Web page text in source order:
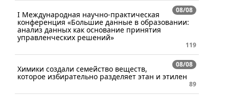
08/08
I Международная научно-практическая
конференция «Большие данные в образовании:
анализ данных как основание принятия
управленческих решений»
119
08/08
Химики создали семейство веществ,
которое избирательно разделяет этан и этилен
89